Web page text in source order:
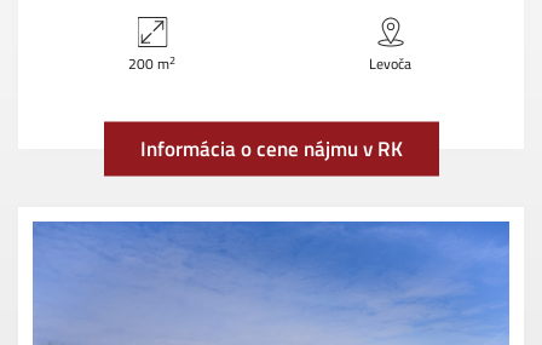
200 m2 Levoča
Informácia o cene nájmu v RK